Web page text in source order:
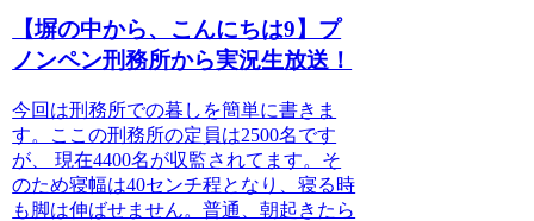
【塀の中から、こんにちは9】プ
ノンペン刑務所から実況生放送！
今回は刑務所での暮しを簡単に書きま
す。ここの刑務所の定員は2500名です
が、 現在4400名が収監されてます。そ
のため寝幅は40センチ程となり、寝る時
も脚は伸ばせません。普通、朝起きたら